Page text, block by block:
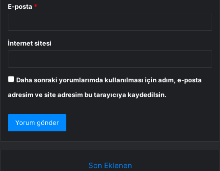
E-posta *
İnternet sitesi
Daha sonraki yorumlarımda kullanılması için adım, e-posta
adresim ve site adresim bu tarayıcıya kaydedilsin.
Son Eklenen